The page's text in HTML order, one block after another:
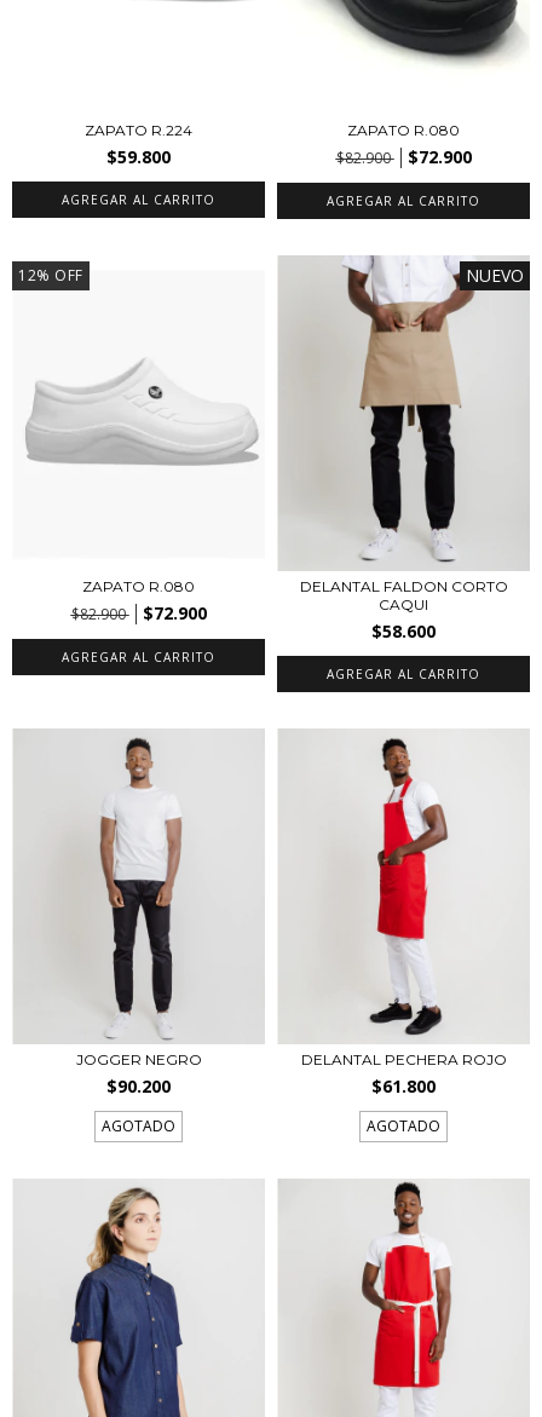
ZAPATO R.224
$59.800
AGREGAR AL CARRITO
ZAPATO R.080
$82.900 $72.900
AGREGAR AL CARRITO
12% OFF
ZAPATO R.080
$82.900 $72.900
AGREGAR AL CARRITO
NUEVO
DELANTAL FALDON CORTO
CAQUI
$58.600
JOGGER NEGRO
$90.200
AGOTADO
DELANTAL PECHERA ROJO
$61.800
AGOTADO